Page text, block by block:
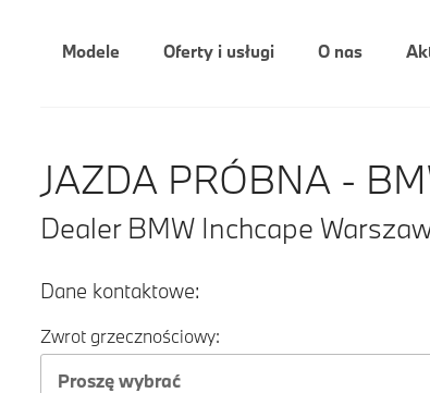
Modele Oferty i usługi O nas
JAZDA PRÓBNA -
Dealer BMW Inchcape
Dane kontaktowe:
Zwrot grzecznościowy:
Proszę wybrać